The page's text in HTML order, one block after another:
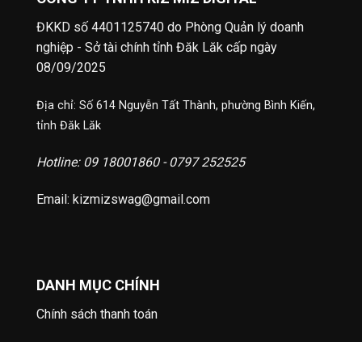
ĐKKD số 4401125740 do Phòng Quản lý doanh
nghiệp - Sở tài chính tỉnh Đăk Lăk cấp ngày
08/09/2025
Địa chỉ: Số 614 Nguyễn Tất Thành, phường Bình Kiến,
tỉnh Đăk Lăk
Hotline: 09 18001860 - 0797 252525
Email: kizmizswag@gmail.com
DANH MỤC CHÍNH
Chính sách thanh toán